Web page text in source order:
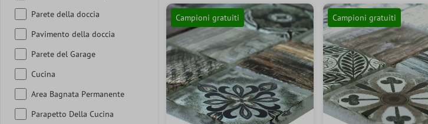
Parete della doccia
Pavimento della doccia
Parete del Garage
Cucina
Area Bagnata Permanente
Parapetto Della Cucina
Campioni gratuiti Campioni gratuiti